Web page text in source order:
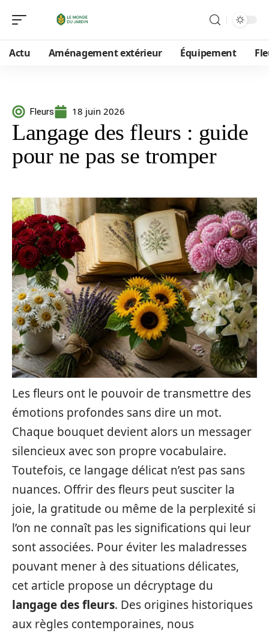
Actu Aménagement extérieur Équipement
Fleurs 18 juin 2026
Langage des fleurs : guide
pour ne pas se tromper
Les fleurs ont le pouvoir de transmettre des
émotions profondes sans dire un mot.
Chaque bouquet devient alors un messager
silencieux avec son propre vocabulaire.
Toutefois, ce langage délicat n’est pas sans
nuances. Offrir des fleurs peut susciter la
joie, la gratitude ou même de la perplexité si
l’on ne connaît pas les significations qui leur
sont associées. Pour éviter les maladresses
pouvant mener à des situations délicates,
cet article propose un décryptage du
langage des fleurs. Des origines historiques
aux règles contemporaines, nous